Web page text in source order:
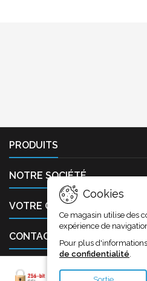
PRODUITS
NOTRE SOCIÉTÉ
VOTRE COMPTE
CONTACT
Cookies
Ce magasin utilise des
expérience de
Pour plus
de confidentialité.